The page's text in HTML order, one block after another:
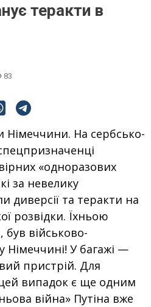
теракти в
83
Німеччини. На сербсько-
«одноразових
за невелику
диверсії та теракти на
розвідки. Їхньою
був військово-
Німеччині! У багажі —
пристрій. Для
випадок є ще одним
війна» Путіна вже